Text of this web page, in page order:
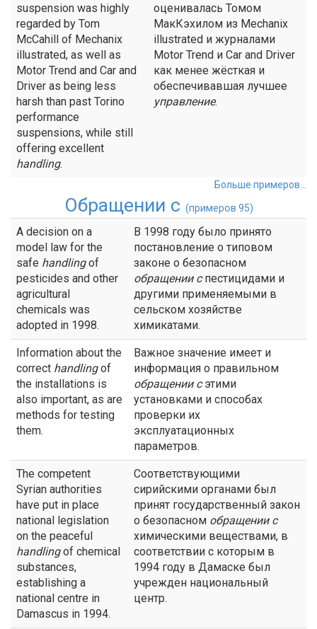
suspension was highly
regarded by Tom
McCahill of Mechanix
illustrated, as well as
Motor Trend and Car and
Driver as being less
harsh than past Torino
performance
suspensions, while still
offering excellent
handling.
оценивалась Томом
МакКэхилом из Mechanix
illustrated и журналами
Motor Trend и Car and Driver
как менее жёсткая и
обеспечивавшая лучшее
управление.
Больше примеров...
Обращении с (примеров 95)
A decision on a
model law for the
safe handlingof
pesticides and other
agricultural
chemicals was
adopted in 1998.
В 1998 году было принято
постановление о типовом
законе о безопасном
обращении спестицидами и
другими применяемыми в
сельском хозяйстве
химикатами.
Information about the
correct handlingof
the installations is
also important, as are
methods for testing
them.
Важное значение имеет и
информация о правильном
обращении сэтими
установками и способах
проверки их
эксплуатационных
параметров.
The competent
Syrian authorities
have put in place
national legislation
on the peaceful
handlingof chemical
substances,
establishing a
national centre in
Damascus in 1994.
Соответствующими
сирийскими органами был
принят государственный закон
о безопасном обращении с
химическими веществами, в
соответствии с которым в
1994 году в Дамаске был
учрежден национальный
центр.